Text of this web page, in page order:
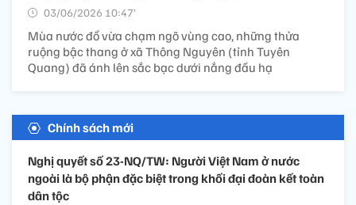
03/06/2026 10:47’
Mùa nước đổ vừa chạm ngõ vùng cao, những thửa
ruộng bậc thang ở xã Thông Nguyên (tỉnh Tuyên
Quang) đã ánh lên sắc bạc dưới nắng đầu hạ
Chính sách mới
Nghị quyết số 23-NQ/TW: Người Việt Nam ở nước
ngoài là bộ phận đặc biệt trong khối đại đoàn kết toàn
dân tộc